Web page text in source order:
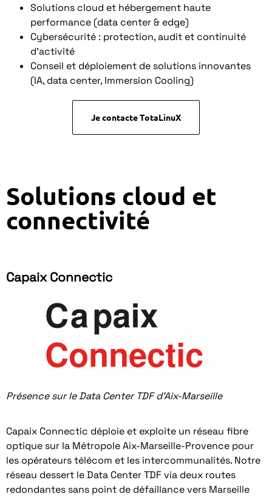
Solutions cloud et hébergement haute
performance (data center & edge)
Cybersécurité : protection, audit et continuité
d’activité
Conseil et déploiement de solutions innovantes
(IA, data center, Immersion Cooling)
Je contacte TotaLinuX
Solutions cloud et
connectivité
Capaix Connectic
Présence sur le Data Center TDF d’Aix-Marseille
Capaix Connectic déploie et exploite un réseau fibre
optique sur la Métropole Aix-Marseille-Provence pour
les opérateurs télécom et les intercommunalités. Notre
réseau dessert le Data Center TDF via deux routes
redondantes sans point de défaillance vers Marseille